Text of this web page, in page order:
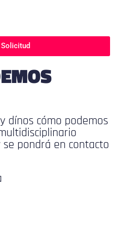
Solicitud
dínos cómo podemos
pondrá en contacto